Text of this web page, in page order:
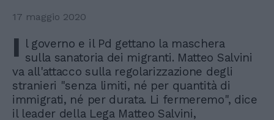
17 maggio 2020
I l governo e il Pd gettano la maschera
sulla sanatoria dei migranti. Matteo Salvini
va all'attacco sulla regolarizzazione degli
stranieri "senza limiti, né per quantità di
immigrati, né per durata. Li fermeremo", dice
il leader della Lega Matteo Salvini,